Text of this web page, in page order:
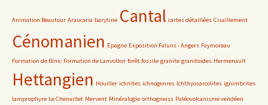
Animation Beautour Araucaria barytine Cantal cartes détaillées Cisaillement
Cénomanien Epagne Exposition Faluns - Angers Faymoreau
Formation de Binic Formation de Lanvollon forêt fossile granite granitoïdes Hermenault
Hettangien Houiller ichnites ichnogenres Ichthyosarcolites ignimbrites
lamprophyre Le Chenaillet Mervent Minéralogie orthogneiss Paléovolcanisme vendéen